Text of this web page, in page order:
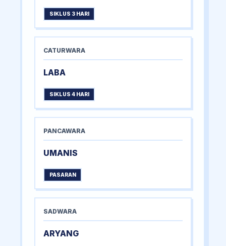
SIKLUS 3 HARI
CATURWARA
LABA
SIKLUS 4 HARI
PANCAWARA
UMANIS
PASARAN
SADWARA
ARYANG